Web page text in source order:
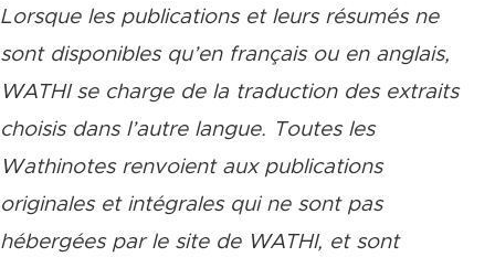
Lorsque les publications et leurs résumés ne
sont disponibles qu’en français ou en anglais,
WATHI se charge de la traduction des extraits
choisis dans l’autre langue. Toutes les
Wathinotes renvoient aux publications
originales et intégrales qui ne sont pas
hébergées par le site de WATHI, et sont